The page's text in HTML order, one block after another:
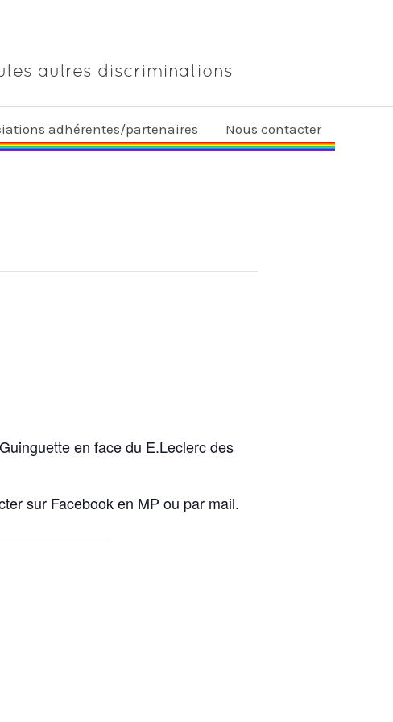
autres discriminations
adhérentes/partenaires Nous contacter
en face du E.Leclerc des
sur Facebook en MP ou par mail.